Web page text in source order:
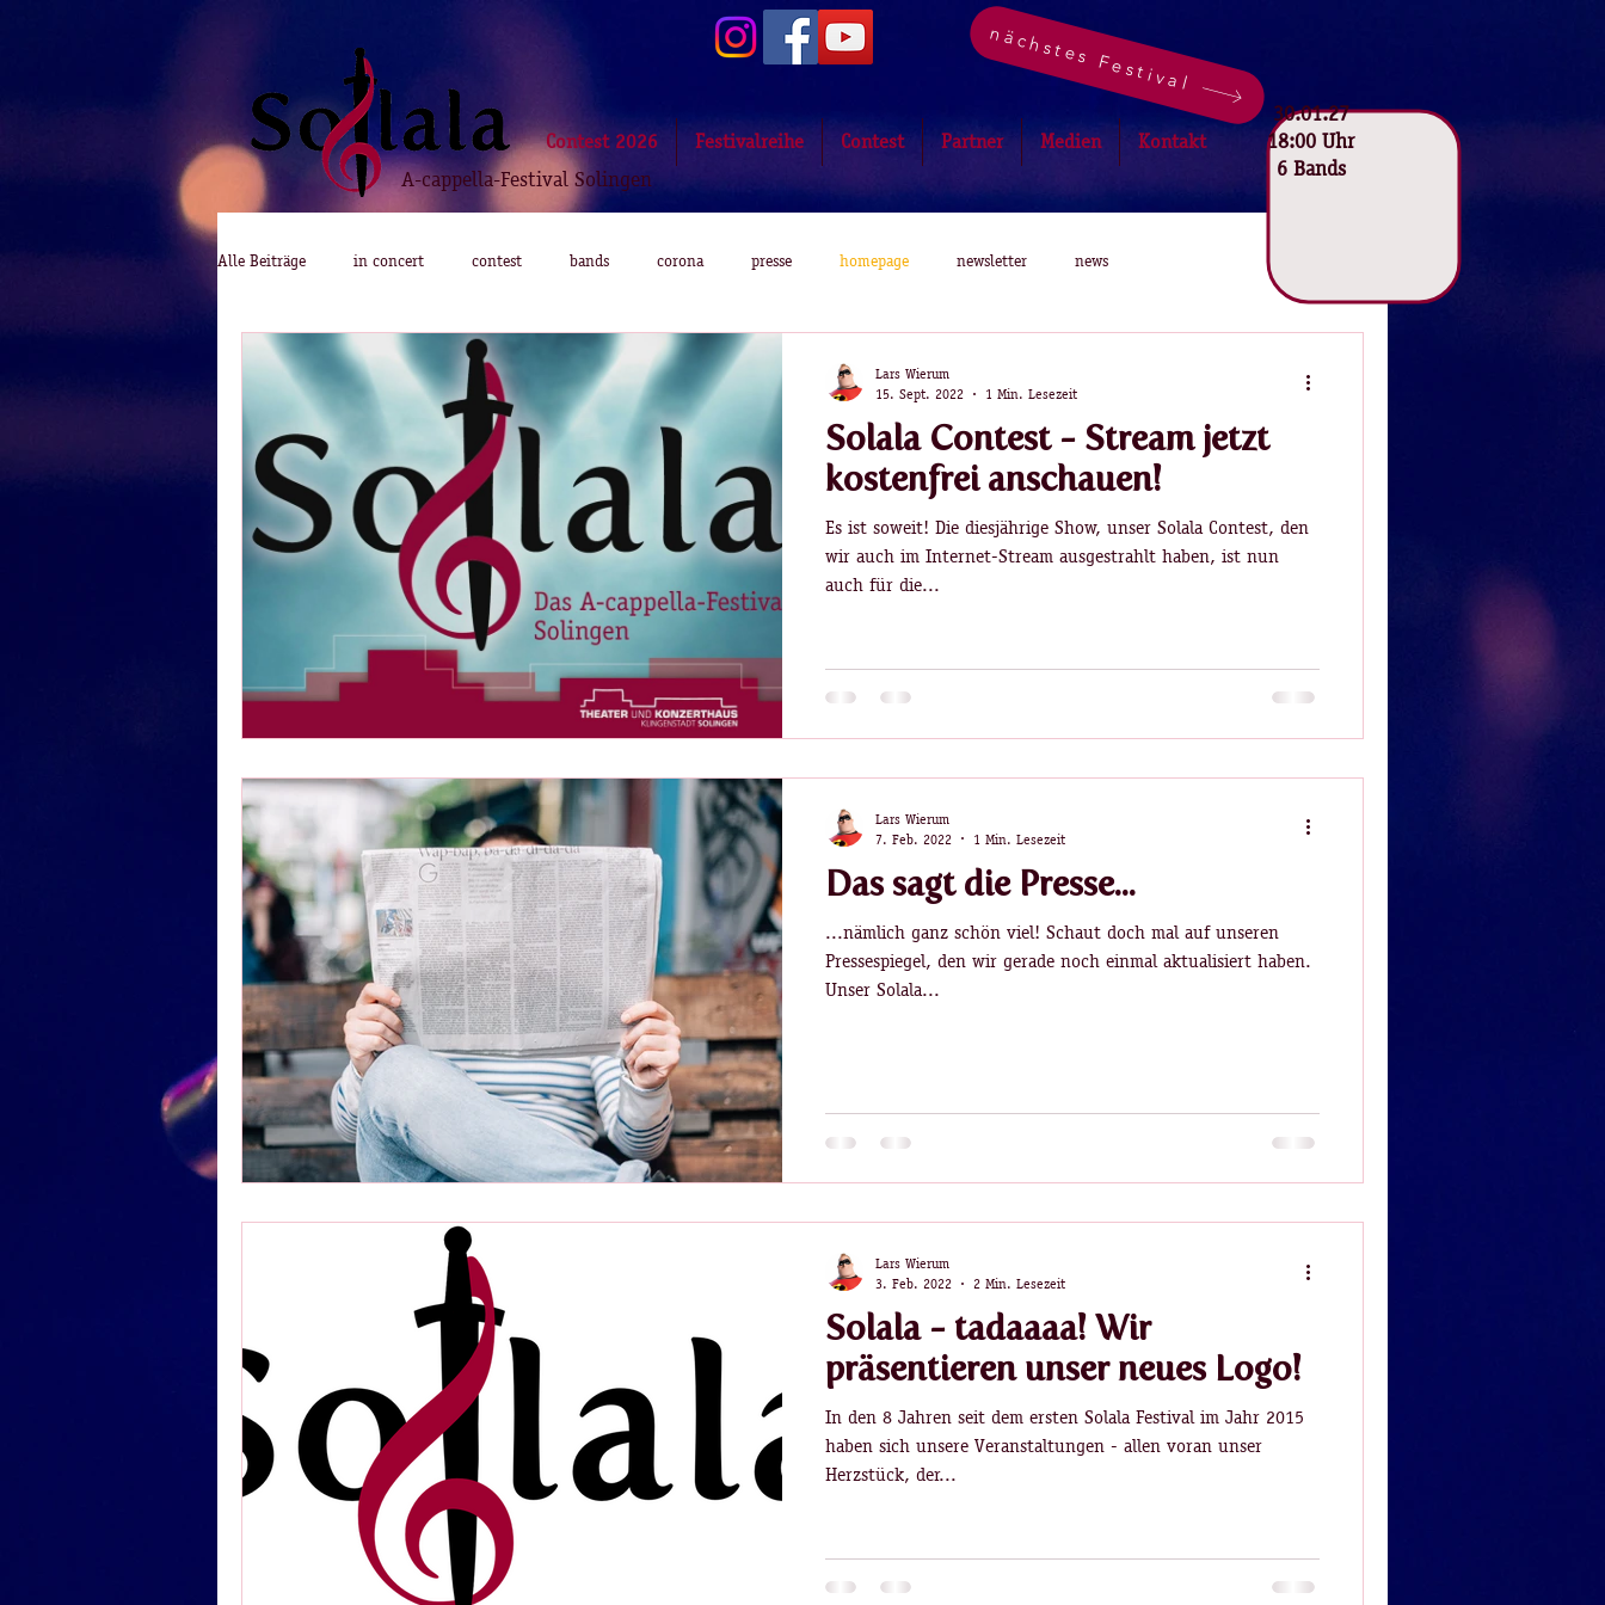
Contest 2026 Festivalreihe Contest Partner Medien Kontakt
30.01.27
18:00 Uhr
6 Bands
A-cappella-Festival Solingen
nächstes Festival
Alle Beiträge in concert contest bands corona presse homepage newsletter news
Solala Contest - Stream jetzt
kostenfrei anschauen!
Es ist soweit! Die diesjährige Show, unser Solala Contest, den
wir auch im Internet-Stream ausgestrahlt haben, ist nun
auch für die...
Lars Wierum
15. Sept. 2022
1 Min. Lesezeit
Das sagt die Presse...
...nämlich ganz schön viel! Schaut doch mal auf unseren
Pressespiegel, den wir gerade noch einmal aktualisiert haben.
Unser Solala...
Lars Wierum
7. Feb. 2022
1 Min. Lesezeit
Solala - tadaaaa! Wir
präsentieren unser neues Logo!
In den 8 Jahren seit dem ersten Solala Festival im Jahr 2015
haben sich unsere Veranstaltungen - allen voran unser
Herzstück, der...
Lars Wierum
3. Feb. 2022
2 Min. Lesezeit